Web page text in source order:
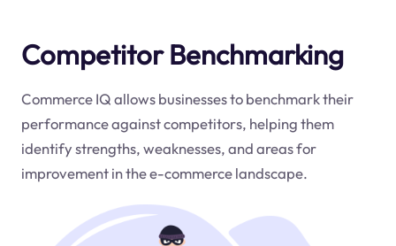
Competitor Benchmarking
Commerce IQ allows businesses to benchmark their
performance against competitors, helping them
identify strengths, weaknesses, and areas for
improvement in the e-commerce landscape.